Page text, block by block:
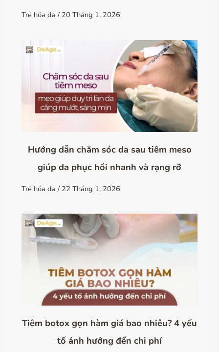
Trẻ hóa da / 20 Tháng 1, 2026
Hướng dẫn chăm sóc da sau tiêm meso
giúp da phục hồi nhanh và rạng rỡ
Trẻ hóa da / 22 Tháng 1, 2026
Tiêm botox gọn hàm giá bao nhiêu? 4 yếu
tố ảnh hưởng đến chi phí